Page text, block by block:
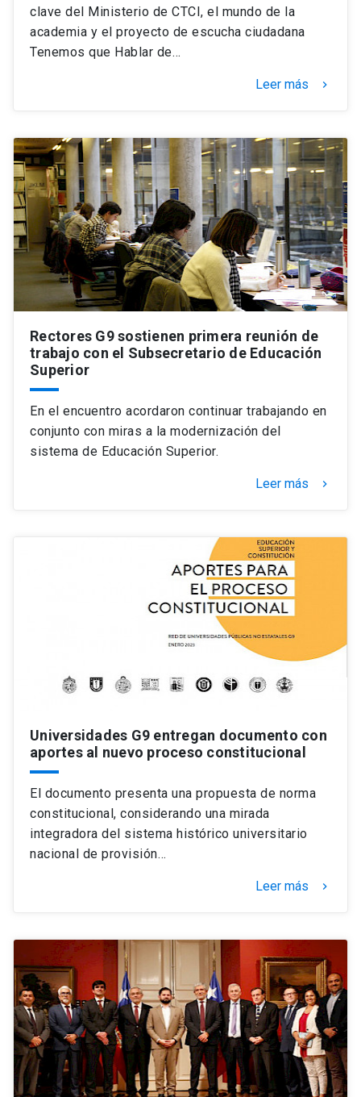
clave del Ministerio de CTCI, el mundo de la
academia y el proyecto de escucha ciudadana
Tenemos que Hablar de…
Leer más keyboard_arrow_right
Rectores G9 sostienen primera reunión de
trabajo con el Subsecretario de Educación
Superior
En el encuentro acordaron continuar trabajando en
conjunto con miras a la modernización del
sistema de Educación Superior.
Leer más keyboard_arrow_right
Universidades G9 entregan documento con
aportes al nuevo proceso constitucional
El documento presenta una propuesta de norma
constitucional, considerando una mirada
integradora del sistema histórico universitario
nacional de provisión…
Leer más keyboard_arrow_right